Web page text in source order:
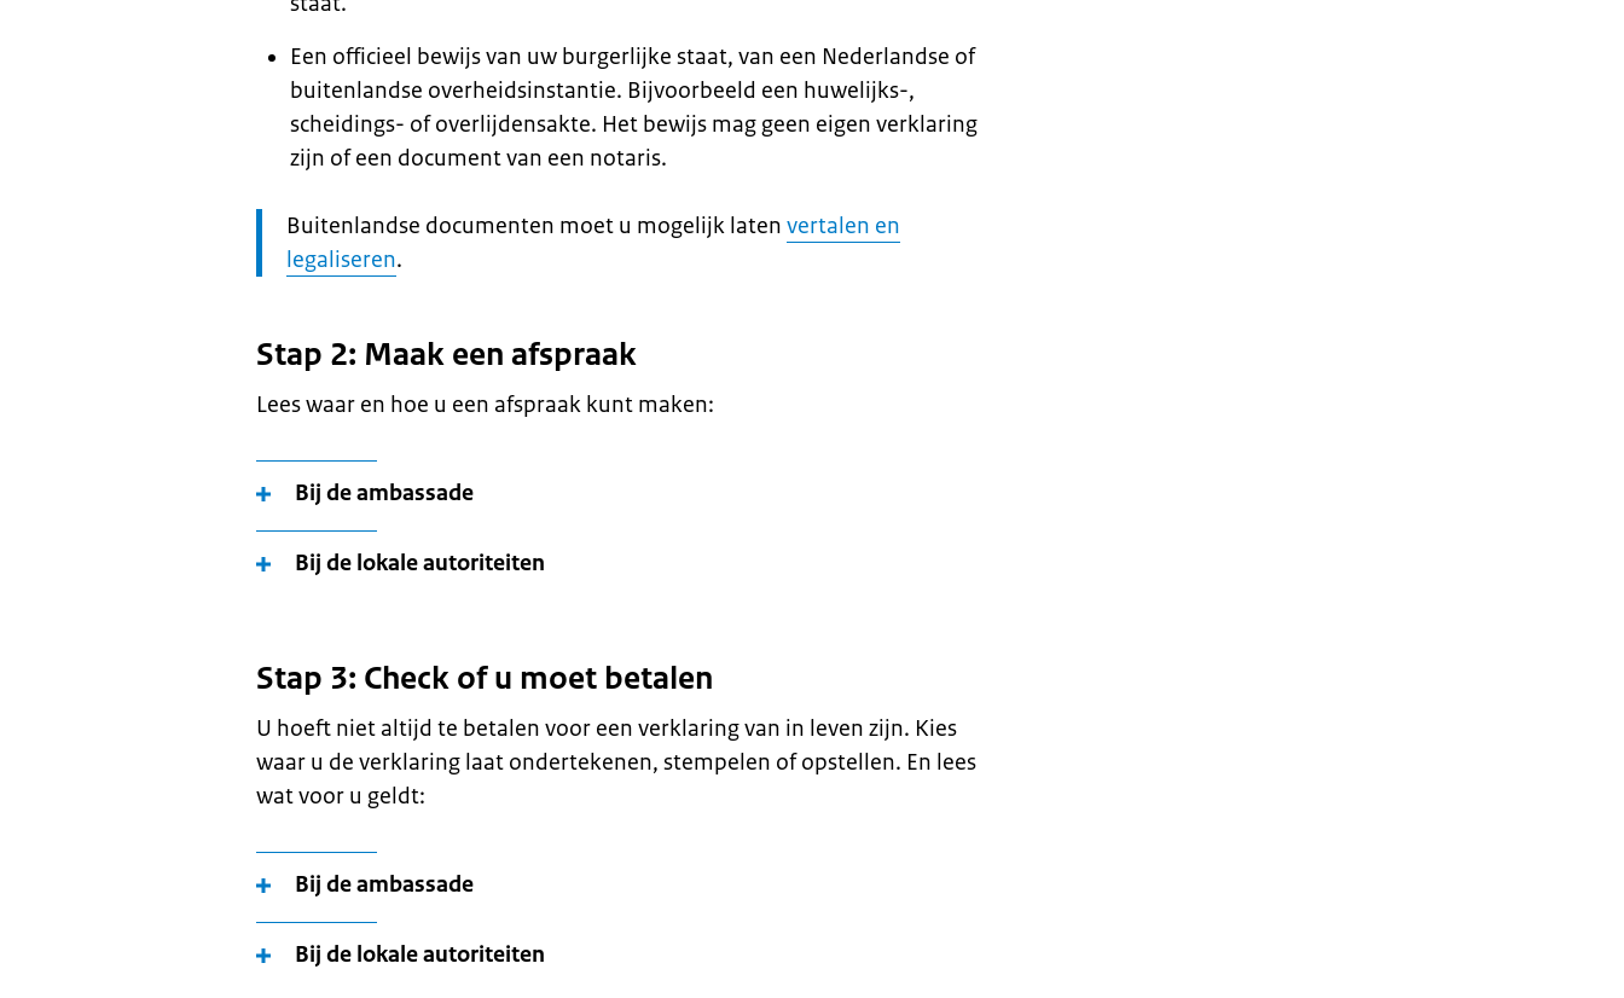
Een officieel bewijs van uw burgerlijke staat, van een Nederlandse of
buitenlandse overheidsinstantie. Bijvoorbeeld een huwelijks-,
scheidings- of overlijdensakte. Het bewijs mag geen eigen verklaring
zijn of een document van een notaris.
Let
op:
Buitenlandse documenten moet u mogelijk laten vertalen en
legaliseren.
Stap 2: Maak een afspraak
Lees waar en hoe u een afspraak kunt maken:
Bij de ambassade
Bij de lokale autoriteiten
Stap 3: Check of u moet betalen
U hoeft niet altijd te betalen voor een verklaring van in leven zijn. Kies
waar u de verklaring laat ondertekenen, stempelen of opstellen. En lees
wat voor u geldt:
Bij de ambassade
Bij de lokale autoriteiten